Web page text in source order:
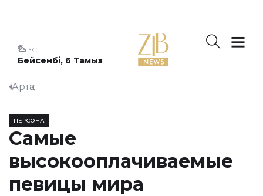
Бейсенбі, 6 Тамыз
°C
Артқа
ПЕРСОНА
Самые
высокооплачиваемые
певицы мира